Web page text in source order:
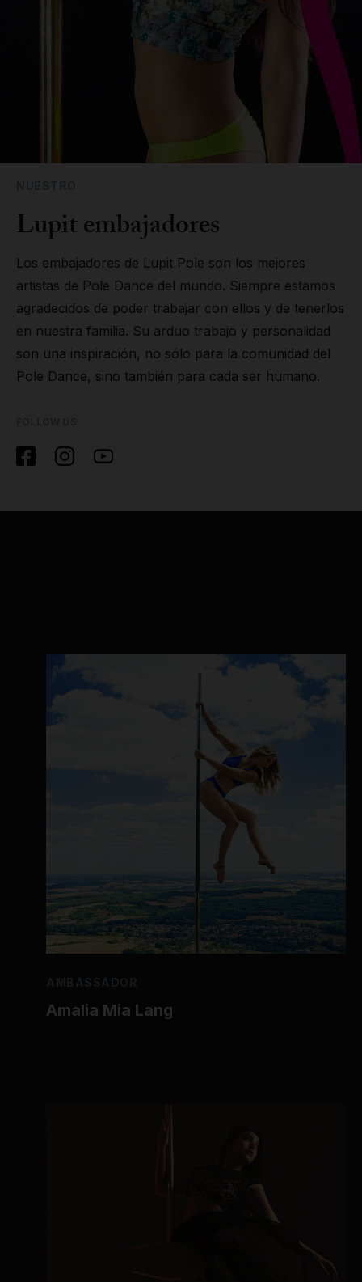
Lupit embajadores
Los embajadores de Lupit Pole son los mejores
artistas de Pole Dance del mundo. Siempre estamos
agradecidos de poder trabajar con ellos y de tenerlos
en nuestra familia. Su arduo trabajo y personalidad
son una inspiración, no sólo para la comunidad del
Pole Dance, sino también para cada ser humano.
Amalia Mia Lang